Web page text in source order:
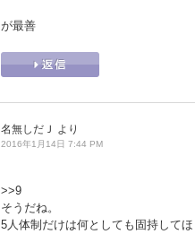
が最善
名無しだＪ より
2016年1月14日 7:44 PM
>>9
そうだね。
5人体制だけは何としても固持して